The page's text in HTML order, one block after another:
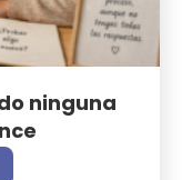
ninguna